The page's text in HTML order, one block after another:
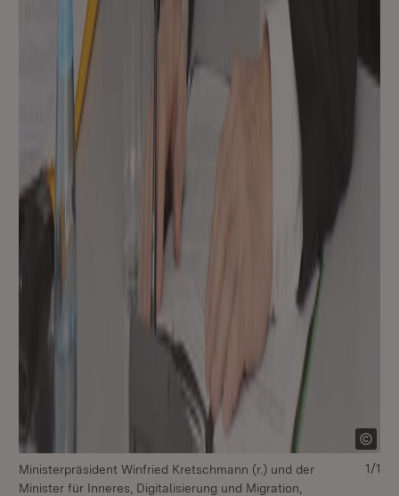
Ministerpräsident Winfried Kretschmann (r.) und der
Minister für Inneres, Digitalisierung und Migration,
1/1